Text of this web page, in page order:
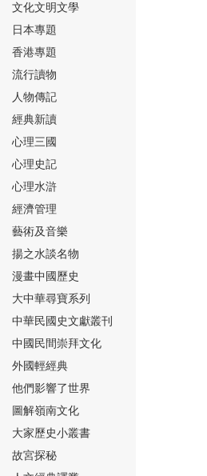
⑭
⑮
⑯
⑰
文化文明文學
日本專題
香港專題
流行讀物
人物傳記
經典新讀
心理三國
心理史記
心理水滸
經濟管理
藝術及音樂
揚之水談名物
漫畫中國歷史
大中華尋寶系列
中華民國史文獻叢刊
中國民間崇拜文化
外國輕經典
他們影響了世界
圖解嶺南文化
大家歷史小叢書
故宮探秘